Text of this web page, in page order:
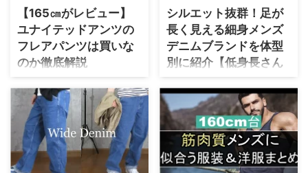
簡単に小顔を作れます。 私も
165cmで四角顔なので、顔が
大きい方です。 そこで、私が
今まで経験してこれはだめだ
と思ったNGなパターンと、OK
パターンを紹介します。 ま
た、顔が大きく見える原因も
まとめました。 【いくつか組
み合わせると小顔の相乗効
果】も出せるので、ぜひチェ
ックしてみてください。 【 ...
選びにはいつも困っていまし
た。 その経験から体型にぴっ
たりな人気～穴場スニーカー
を紹介します。 きっと皆さん
にも似合う一足が見つかるの
で、自信あふれる休日を過ご
すためにチェックしてみてく
ださい！ こちらもおすすめで
す 最大7.5cm身長を盛れるブ
ランドスニーカーまとめ 低身
長さんと相性の良いスニーカ
ーの選び方 低身長さ ...
【165㎝がレビュー】
ユナイテッドアンツの
フレアパンツは買いな
のか徹底解説
うフレアパンツがなく困って
いたときに、たまたま【ユナ
イテッドアンツ】というブラ
ンドを見つけて購入してみ
た。 結果的に、股下がジャス
トかつフレア感も悪くなかっ
シルエット抜群！足が
長く見える細身メンズ
デニムブランドを体型
別に紹介【低身長さん
にもおすすめ】
かっこいい脚長コーディネー
トを組める『細身デニムパン
ツ』 実は、デニムパンツのシ
ルエットと皆さんの体型には
相性があり、似合う似合わな
いがはっきり分かれます。 そ